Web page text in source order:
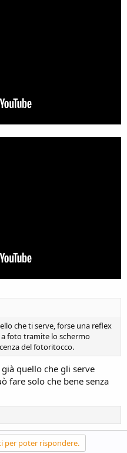
che ti serve, forse una reflex
foto tramite lo schermo
del fotoritocco.
quello che gli serve
fare solo che bene senza
per poter rispondere.